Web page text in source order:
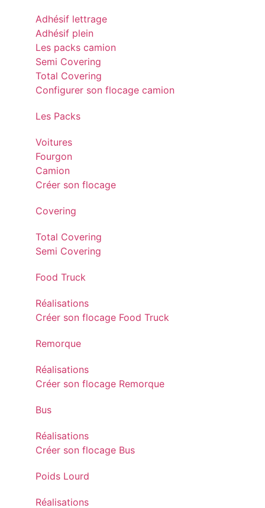
Adhésif lettrage
Adhésif plein
Les packs camion
Semi Covering
Total Covering
Configurer son flocage camion
Les Packs
Voitures
Fourgon
Camion
Créer son flocage
Covering
Total Covering
Semi Covering
Food Truck
Réalisations
Créer son flocage Food Truck
Remorque
Réalisations
Créer son flocage Remorque
Bus
Réalisations
Créer son flocage Bus
Poids Lourd
Réalisations